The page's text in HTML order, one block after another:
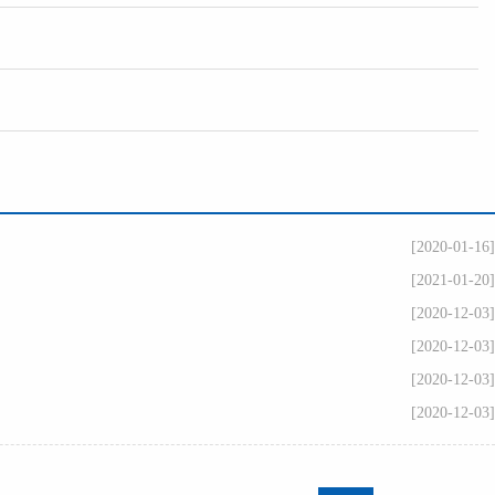
[2020-01-16]
[2021-01-20]
[2020-12-03]
[2020-12-03]
[2020-12-03]
[2020-12-03]